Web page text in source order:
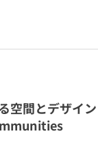
空間とデザイ